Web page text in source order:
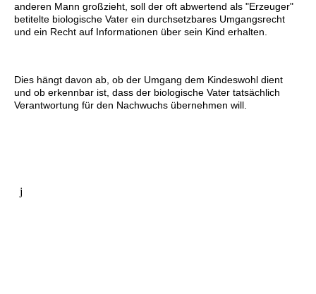
anderen Mann großzieht, soll der oft abwertend als "Erzeuger"
betitelte biologische Vater ein durchsetzbares Umgangsrecht
und ein Recht auf Informationen über sein Kind erhalten.
Dies hängt davon ab, ob der Umgang dem Kindeswohl dient
und ob erkennbar ist, dass der biologische Vater tatsächlich
Verantwortung für den Nachwuchs übernehmen will.
j